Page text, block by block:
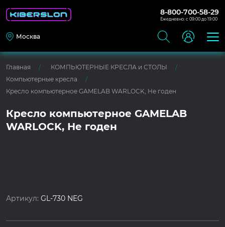
8-800-700-58-29
Ежедневно: с 09:00 до 19:00
Москва
Главная
КОМПЬЮТЕРНЫЕ КРЕСЛА и СТОЛЫ
Компьютерные кресла
Кресло компьютерное GAMELAB WARLOCK, Не годен
Кресло компьютерное GAMELAB
WARLOCK, Не годен
Артикул:GL-730 NEG